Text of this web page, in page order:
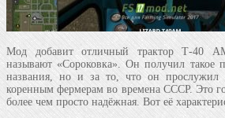
Мод добавит отличный трактор Т-40
называют «Сороковка». Он получил такое
названия, но и за то, что он прослужил
коренным фермерам во времена СССР. Это
более чем просто надёжная. Вот её